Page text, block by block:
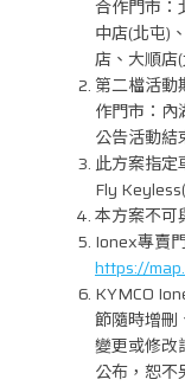
合作門市：
中店(北屯)
店、大順店
第二檔活
作門市：內
公告活動結
此方案指定
Fly
本方案不可
Ionex專賣
https://
KYMCO
節隨時增刪
變更或修改
公布，恕不